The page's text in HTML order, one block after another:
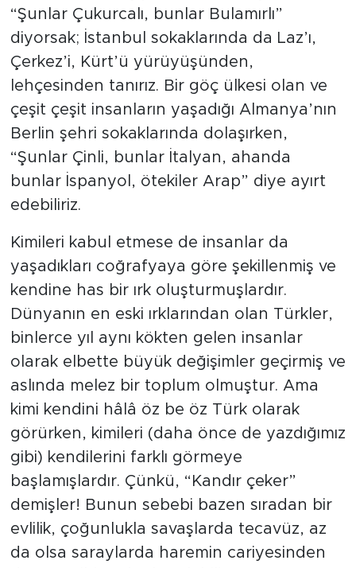
“Şunlar Çukurcalı, bunlar Bulamırlı”
diyorsak; İstanbul sokaklarında da Laz’ı,
Çerkez’i, Kürt’ü yürüyüşünden,
lehçesinden tanırız. Bir göç ülkesi olan ve
çeşit çeşit insanların yaşadığı Almanya’nın
Berlin şehri sokaklarında dolaşırken,
“Şunlar Çinli, bunlar İtalyan, ahanda
bunlar İspanyol, ötekiler Arap” diye ayırt
edebiliriz.
Kimileri kabul etmese de insanlar da
yaşadıkları coğrafyaya göre şekillenmiş ve
kendine has bir ırk oluşturmuşlardır.
Dünyanın en eski ırklarından olan Türkler,
binlerce yıl aynı kökten gelen insanlar
olarak elbette büyük değişimler geçirmiş ve
aslında melez bir toplum olmuştur. Ama
kimi kendini hâlâ öz be öz Türk olarak
görürken, kimileri (daha önce de yazdığımız
gibi) kendilerini farklı görmeye
başlamışlardır. Çünkü, “Kandır çeker”
demişler! Bunun sebebi bazen sıradan bir
evlilik, çoğunlukla savaşlarda tecavüz, az
da olsa saraylarda haremin cariyesinden